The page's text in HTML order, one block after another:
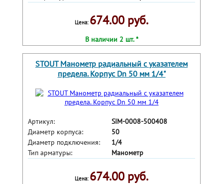
Цена: 674.00 руб.
В наличии 2 шт. *
STOUT Манометр радиальный с указателем
предела. Корпус Dn 50 мм 1/4"
Артикул:
SIM-0008-500408
Диаметр корпуса:
50
Диаметр подключения:
1/4
Тип арматуры:
Манометр
Цена: 674.00 руб.